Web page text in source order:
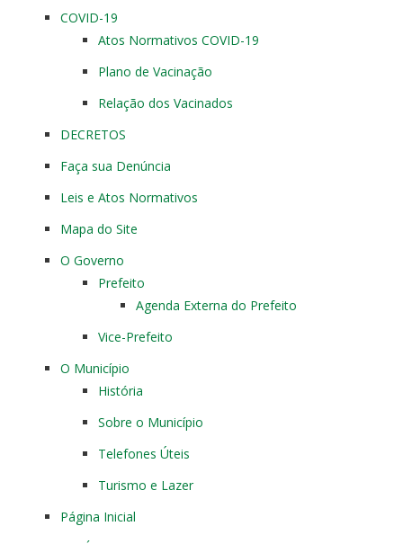
COVID-19
Atos Normativos COVID-19
Plano de Vacinação
Relação dos Vacinados
DECRETOS
Faça sua Denúncia
Leis e Atos Normativos
Mapa do Site
O Governo
Prefeito
Agenda Externa do Prefeito
Vice-Prefeito
O Município
História
Sobre o Município
Telefones Úteis
Turismo e Lazer
Página Inicial